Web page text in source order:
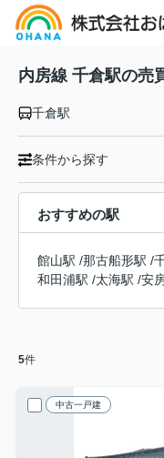
内房線 千倉駅の売
千倉駅
条件から探す
おすすめの駅
館山駅 /那古船形駅 /
和田浦駅 /太海駅 /安
5件
中古一戸建